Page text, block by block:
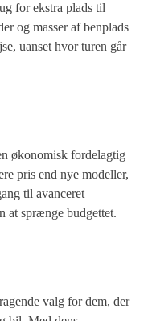
for ekstra plads til
og masser af benplads
uanset hvor turen går
økonomisk fordelagtig
pris end nye modeller,
til avanceret
at sprænge budgettet.
valg for dem, der